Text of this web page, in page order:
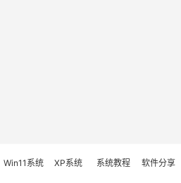
Win11系统 XP系统 系统教程 软件分享